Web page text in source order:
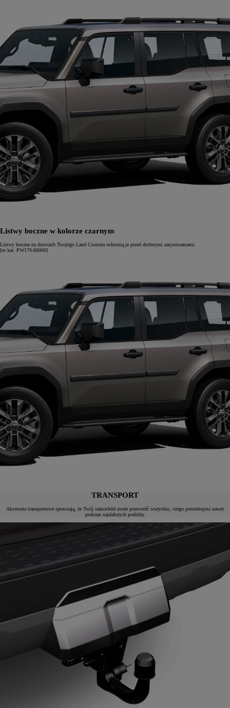
Listwy boczne w kolorze czarnym
Listwy boczne na drzwiach Twojego Land Cruisera ochronią je przed drobnymi zarysowaniami.
[nr kat. PW170-60000]
TRANSPORT
Akcesoria transportowe sprawiają, że Twój samochód może przewieźć wszystko, czego potrzebujesz nawet
podczas najdalszych podróży.